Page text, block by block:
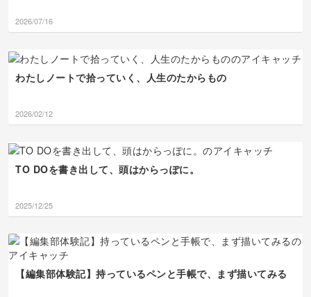
トづくりも楽しんでみて
くださいね◎ （「フラ
う言葉に、ぐっときまし
た…！🥹） 次回のレッ
スンもよろしくお願いし
でくださいね。 次回も
よろしくお願いします！
2026/07/16
わたしノートで拾っていく、人生のたからもの
2026/02/12
TO DOを書き出して、頭はからっぽに。
2025/12/25
【編集部体験記】持っているペンと手帳で、まず描いてみる